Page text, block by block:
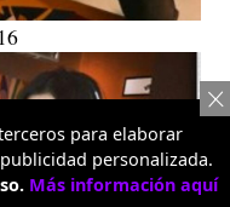
para elaborar
personalizada.
Más información aquí